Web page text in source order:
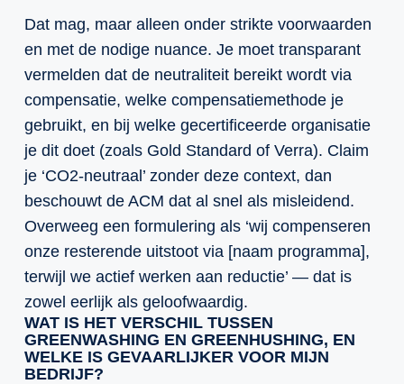
Dat mag, maar alleen onder strikte voorwaarden
en met de nodige nuance. Je moet transparant
vermelden dat de neutraliteit bereikt wordt via
compensatie, welke compensatiemethode je
gebruikt, en bij welke gecertificeerde organisatie
je dit doet (zoals Gold Standard of Verra). Claim
je ‘CO2-neutraal’ zonder deze context, dan
beschouwt de ACM dat al snel als misleidend.
Overweeg een formulering als ‘wij compenseren
onze resterende uitstoot via [naam programma],
terwijl we actief werken aan reductie’ — dat is
zowel eerlijk als geloofwaardig.
WAT IS HET VERSCHIL TUSSEN
GREENWASHING EN GREENHUSHING, EN
WELKE IS GEVAARLIJKER VOOR MIJN
BEDRIJF?